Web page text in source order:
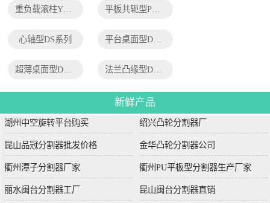
心轴型DS系列 平台桌面型DT系列
法兰凸缘型DF系列
新鲜产品
湖州中空旋转平台购买 绍兴凸轮分割器厂
昆山品冠分割器批发价格 金华凸轮分割器公司
衢州潭子分割器厂家 衢州PU平板型分割器生产厂家
丽水闽台分割器工厂 昆山闽台分割器直销